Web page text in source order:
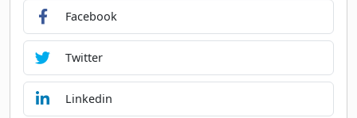
Facebook
Twitter
Linkedin